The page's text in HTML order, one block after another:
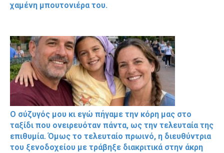
χαμένη μπουτονιέρα του.
Ο σύζυγός μου κι εγώ πήγαμε την κόρη μας στο
ταξίδι που ονειρευόταν πάντα, ως την τελευταία της
επιθυμία. Όμως το τελευταίο πρωινό, η διευθύντρια
του ξενοδοχείου με τράβηξε διακριτικά στην άκρη